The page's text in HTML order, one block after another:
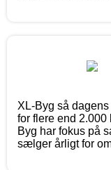
XL-Byg så
for flere end
Byg har fokus på
sælger årligt for